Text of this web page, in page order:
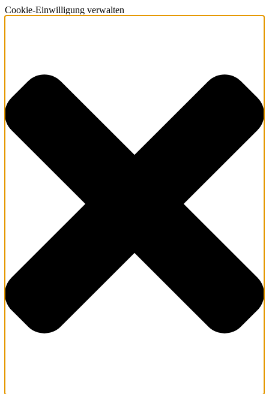
Cookie-Einwilligung verwalten